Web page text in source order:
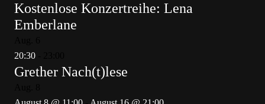
Kostenlose Konzertreihe: Lena
Emberlane
20:30
Grether Nach(t)lese